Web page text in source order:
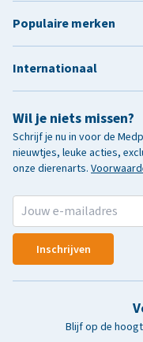
Wil je niets missen?
Schrijf je nu in voor de
nieuwtjes, leuke acties,
onze dierenarts.
Inschrijven
Blijf op de
Populaire merken
Internationaal